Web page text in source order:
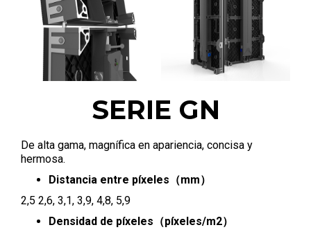
SERIE GN
De alta gama, magnífica en apariencia, concisa y
hermosa.
Distancia entre píxeles（mm）
2,5 2,6, 3,1, 3,9, 4,8, 5,9
Densidad de píxeles（píxeles/m2）